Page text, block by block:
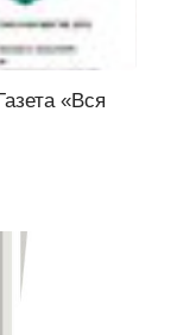
«Вся